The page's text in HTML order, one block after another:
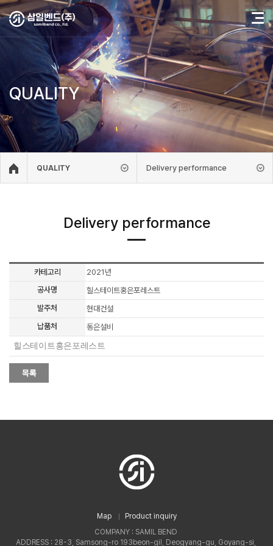
QUALITY
QUALITY Delivery performance
Delivery performance
카테고리
2021년
공사명
힐스테이트홍은포레스트
발주처
현대건설
납품처
동은설비
힐스테이트홍은포레스트
Map
Product inquiry
COMPANY : SAMIL BEND
ADDRESS : 28-3, Samsong-ro 193beon-gil, Deogyang-gu, Goyang-si,